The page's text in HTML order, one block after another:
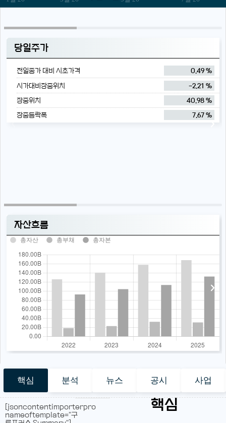
당일주가
전일종가 대비 시초가격
0.49 %
시가대비장중위치
-2.21 %
장중위치
40.98 %
장중등락폭
7.67 %
자산흐름
총자산 총부채 총자본
핵심 분석 뉴스 공시 사업
핵심
[jsoncontentimporterpro
nameoftemplate="구